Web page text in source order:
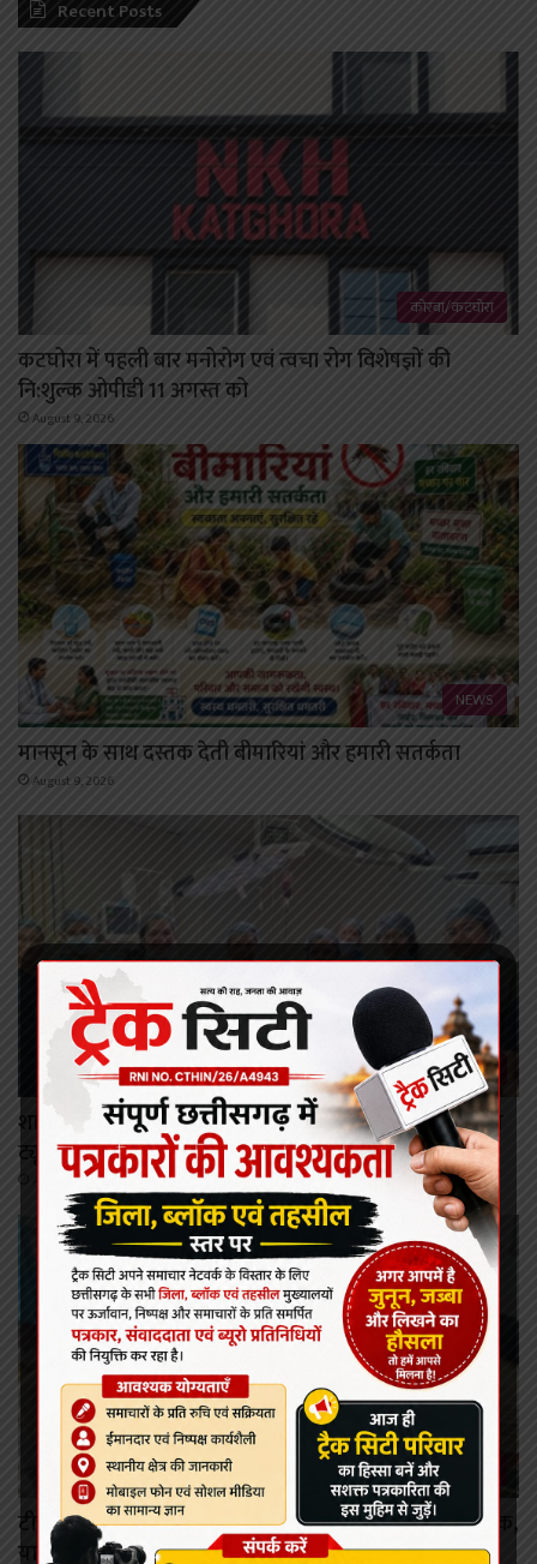
Recent Posts
कोरबा/कटघोरा
कटघोरा में पहली बार मनोरोग एवं त्वचा रोग विशेषज्ञों की
नि:शुल्क ओपीडी 11 अगस्त को
August 9, 2026
NEWS
मानसून के साथ दस्तक देती बीमारियां और हमारी सतर्कता
August 9, 2026
राजनांदगांव
शासकीय चिकित्सा महाविद्यालय राजनांदगांव में जटिल गर्भाशय
ट्यूमर की सफल सर्जरी
August 9, 2026
टीपी नगर में ऑटो चालक और मालवाहक ऑटो चालकों की बैठक,
यातायात नियमों का पालन करने की दी गई हिदायत।